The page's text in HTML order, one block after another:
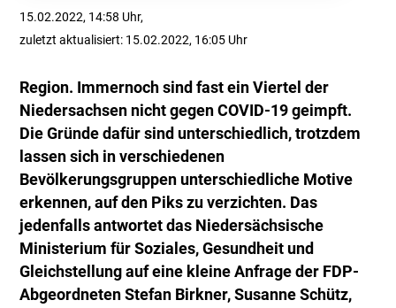
15.02.2022, 14:58 Uhr,
zuletzt aktualisiert: 15.02.2022, 16:05 Uhr
Region. Immernoch sind fast ein Viertel der
Niedersachsen nicht gegen COVID-19 geimpft.
Die Gründe dafür sind unterschiedlich, trotzdem
lassen sich in verschiedenen
Bevölkerungsgruppen unterschiedliche Motive
erkennen, auf den Piks zu verzichten. Das
jedenfalls antwortet das Niedersächsische
Ministerium für Soziales, Gesundheit und
Gleichstellung auf eine kleine Anfrage der FDP-
Abgeordneten Stefan Birkner, Susanne Schütz,